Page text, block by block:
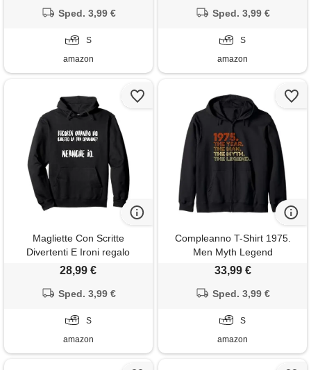
con cappuccio
Sped. 3,99 €
S
amazon
con cappuccio
Sped. 3,99 €
S
amazon
Magliette Con Scritte
Divertenti E Ironi regalo
simpatico uomo donna. Scritte
cappuccio
28,99 €
Sped. 3,99 €
S
amazon
Compleanno T-Shirt 1975.
Men Myth Legend
compleanno regalo vintage t-
legend felpa con cappuccio
33,99 €
Sped. 3,99 €
S
amazon